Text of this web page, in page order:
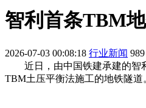
智利首条TBM
2026-07-03 00:08:18 行业新闻 989
近日，由中国铁建承建的智利
TBM土压平衡法施工的地铁隧道